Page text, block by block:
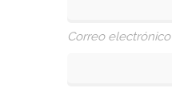
Correo electrónico